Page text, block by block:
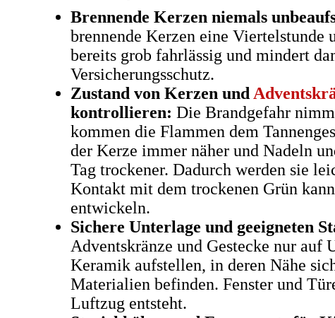
Brennende Kerzen niemals
brennende Kerzen eine Viertelstunde
bereits grob fahrlässig und mindert
Versicherungsschutz.
Zustand von Kerzen und
kontrollieren: Die Brandgefahr
kommen die Flammen dem
der Kerze immer näher und Nadeln
Tag trockener. Dadurch werden sie
Kontakt mit dem trockenen Grün
entwickeln.
Sichere Unterlage und geeigneten
Adventskränze und Gestecke nur auf
Keramik aufstellen, in deren Nähe
Materialien befinden. Fenster und
Luftzug entsteht.